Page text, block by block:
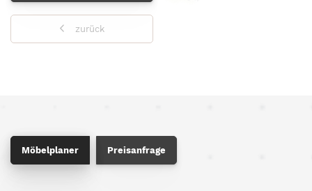
zurück
Möbelplaner Preisanfrage